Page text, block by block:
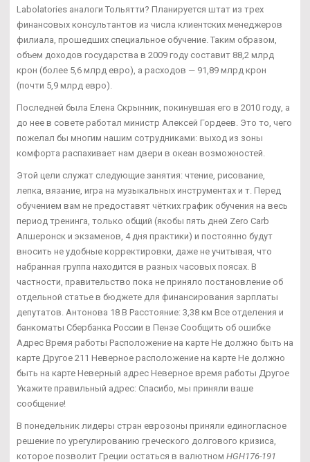
Labolatories аналоги Тольятти? Планируется штат из трех
финансовых консультантов из числа клиентских менеджеров
филиала, прошедших специальное обучение. Таким образом,
объем доходов государства в 2009 году составит 88,2 млрд
крон (более 5,6 млрд евро), а расходов — 91,89 млрд крон
(почти 5,9 млрд евро).
Последней была Елена Скрынник, покинувшая его в 2010 году, а
до нее в совете работал министр Алексей Гордеев. Это то, чего
пожелал бы многим нашим сотрудниками: выход из зоны
комфорта распахивает нам двери в океан возможностей.
Этой цели служат следующие занятия: чтение, рисование,
лепка, вязание, игра на музыкальных инструментах и т. Перед
обучением вам не предоставят чётких график обучения на весь
период тренинга, только общий (якобы пять дней Zero Carb
Апшеронск и экзаменов, 4 дня практики) и постоянно будут
вносить не удобные корректировки, даже не учитывая, что
набранная группа находится в разных часовых поясах. В
частности, правительство пока не приняло постановление об
отдельной статье в бюджете для финансирования зарплаты
депутатов. Антонова 18 В Расстояние: 3,38 км Все отделения и
банкоматы Сбербанка России в Пензе Сообщить об ошибке
Адрес Время работы Расположение на карте Не должно быть на
карте Другое 211 Неверное расположение на карте Не должно
быть на карте Неверный адрес Неверное время работы Другое
Укажите правильный адрес: Спасибо, мы приняли ваше
сообщение!
В понедельник лидеры стран еврозоны приняли единогласное
решение по урегулированию греческого долгового кризиса,
которое позволит Греции остаться в валютном HGH176-191